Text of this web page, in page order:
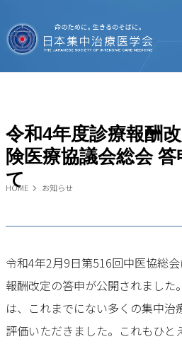
HOME お知らせ
令和4年度診療報酬
険医療協議会総会
て
令和4年2月9日第516回中医協総
報酬改定の答申が公開されました
は、これまでにない多くの集中治
評価いただきました。これもひと